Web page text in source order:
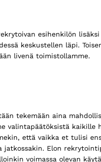
esihenkilön
keskustellen läpi.
livenä toimistollamme.
tekemään aina
valintapäätöksistä kaikille
että vaikka et tulisi
jatkossakin. Elon
voimassa olevan